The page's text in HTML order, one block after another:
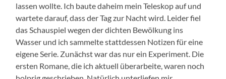
lassen wollte. Ich baute daheim mein Teleskop auf und
wartete darauf, dass der Tag zur Nacht wird. Leider fiel
das Schauspiel wegen der dichten Bewölkung ins
Wasser und ich sammelte stattdessen Notizen für eine
eigene Serie. Zunächst war das nur ein Experiment. Die
ersten Romane, die ich aktuell überarbeite, waren noch